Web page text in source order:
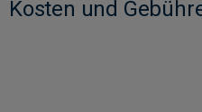
Kosten und